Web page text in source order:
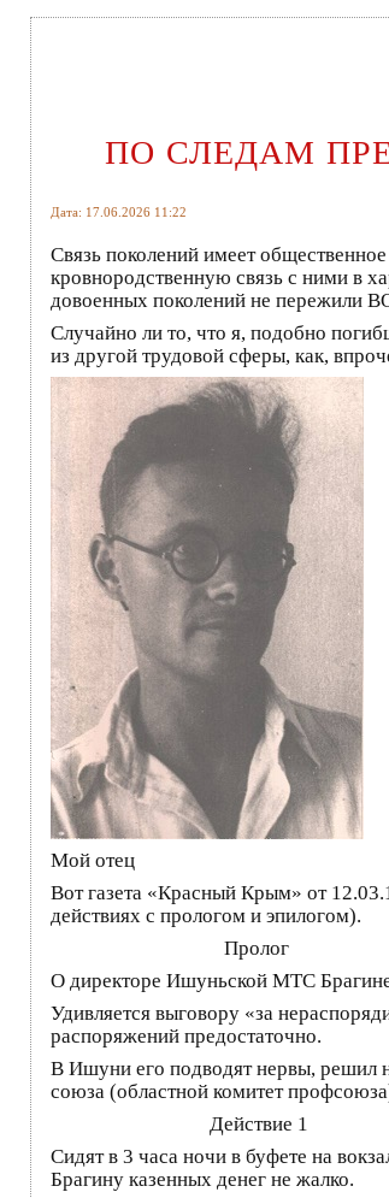
ПО СЛЕДАМ
Дата: 17.06.2026 11:22
Связь поколений имеет
кровнородственную связь с ними в
довоенных поколений не пережили
Случайно ли то, что я, подобно
из другой трудовой сферы, как,
Мой отец
Вот газета «Красный Крым» от
действиях с прологом и эпилогом).
Пролог
О директоре Ишуньской МТС
Удивляется выговору «за
распоряжений предостаточно.
В Ишуни его подводят нервы, решил
союза (областной комитет
Действие 1
Сидят в 3 часа ночи в буфете на
Брагину казенных денег не жалко.